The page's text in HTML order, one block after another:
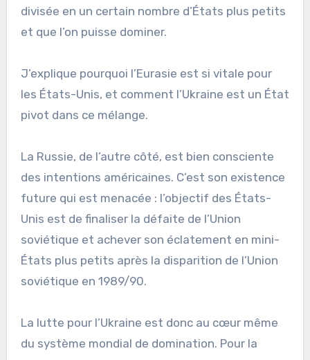
divisée en un certain nombre d’États plus petits
et que l’on puisse dominer.
J’explique pourquoi l’Eurasie est si vitale pour
les États-Unis, et comment l’Ukraine est un État
pivot dans ce mélange.
La Russie, de l’autre côté, est bien consciente
des intentions américaines. C’est son existence
future qui est menacée : l’objectif des États-
Unis est de finaliser la défaite de l’Union
soviétique et achever son éclatement en mini-
États plus petits après la disparition de l’Union
soviétique en 1989/90.
La lutte pour l’Ukraine est donc au cœur même
du système mondial de domination. Pour la